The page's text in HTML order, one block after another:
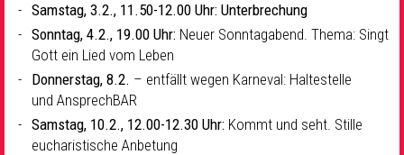
Gemeinschaft & Soziales
Musik& Kultur
Seelsorge & Kontakt
Samstag, 3.2., 11.50-12.00 Uhr: Unterbrechung
Sonntag, 4.2., 19.00 Uhr: Neuer Sonntagabend. Thema: Singt
Gott ein Lied vom Leben
Donnerstag, 8.2. – entfällt wegen Karneval: Haltestelle
und AnsprechBAR
Samstag, 10.2., 12.00-12.30 Uhr: Kommt und seht. Stille
eucharistische Anbetung